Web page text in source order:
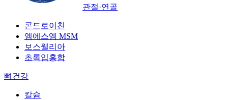
관절·연골
콘드로이친
엠에스엠 MSM
보스웰리아
초록입홍합
뼈건강
칼슘